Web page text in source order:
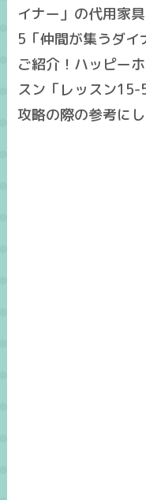
イナー」の代用家
5「仲間が集うダイ
ご紹介！ハッピー
スン「レッスン15-
攻略の際の参考にし